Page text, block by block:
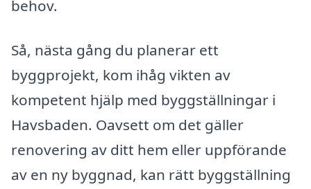
behov.
Så, nästa gång du planerar ett
byggprojekt, kom ihåg vikten av
kompetent hjälp med byggställningar i
Havsbaden. Oavsett om det gäller
renovering av ditt hem eller uppförande
av en ny byggnad, kan rätt byggställning